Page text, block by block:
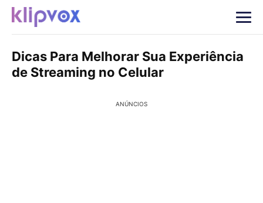
Dicas Para Melhorar Sua Experiência
de Streaming no Celular
ANÚNCIOS